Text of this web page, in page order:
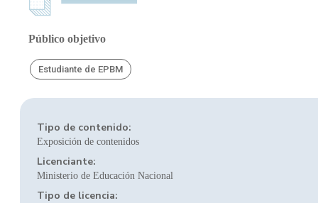
Público objetivo
Estudiante de EPBM
Tipo de contenido:
Exposición de contenidos
Licenciante:
Ministerio de Educación Nacional
Tipo de licencia: